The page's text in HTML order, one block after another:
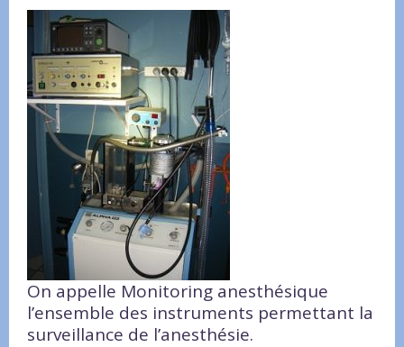
On appelle Monitoring anesthésique
l’ensemble des instruments permettant la
surveillance de l’anesthésie.